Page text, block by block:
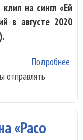
на сингл «Ей
в августе 2020
Подробнее
отправлять
«Paco